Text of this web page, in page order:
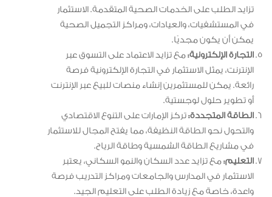
تزايد الطلب على الخدمات الصحية المتقدمة. الاستثمار
في المستشفيات، والعيادات، ومراكز التجميل الصحية
يمكن أن يكون مجديًا.
التجارة الإلكترونية:مع تزايد الاعتماد على التسوق عبر
الإنترنت، يمثل الاستثمار في التجارة الإلكترونية فرصة
رائعة. يمكن للمستثمرين إنشاء منصات للبيع عبر الإنترنت
أو تطوير حلول لوجستية.
الطاقة المتجددة:تركز الإمارات على التنوع الاقتصادي
والتحول نحو الطاقة النظيفة، مما يفتح المجال للاستثمار
في مشاريع الطاقة الشمسية وطاقة الرياح.
التعليم:مع تزايد عدد السكان والنمو السكاني، يعتبر
الاستثمار في المدارس والجامعات ومراكز التدريب فرصة
واعدة، خاصة مع زيادة الطلب على التعليم الجيد.